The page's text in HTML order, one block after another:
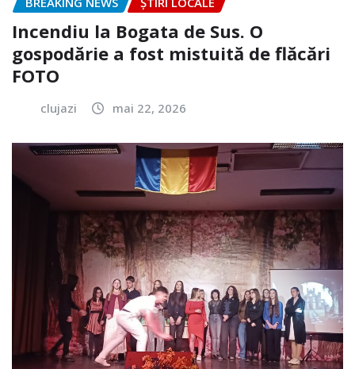
Incendiu la Bogata de Sus. O
gospodărie a fost mistuită de flăcări
FOTO
clujazi mai 22, 2026